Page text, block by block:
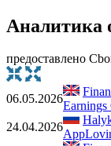
Аналитика
предоставлено
06.05.2026
Earnings
24.04.2026